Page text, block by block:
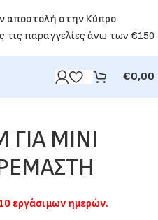
αποστολή στην Κύπρο
τις παραγγελίες άνω των €150
€0,00
ΜΙΝΙ
εργάσιμων ημερών.